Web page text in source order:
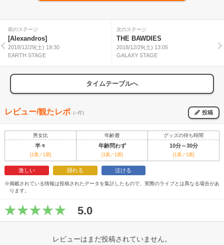
前のステージ
[Alexandros]
2018/12/29(土) 19:30
EARTH STAGE
次のステージ
THE BAWDIES
2018/12/29(土) 13:05
GALAXY STAGE
タイムテーブルへ
レビュー/観たレポ (--件) 投稿
男女比 年齢層 グッズの待ち時間
半々 年齢問わず 10分～30分
[1票／1票] [1票／1票] [1票／1票]
激しい 踊れる 泣ける
※掲載されている情報は投稿されたデータを集計したもので、実際のライブとは異なる場合があ
ります。
5.0
レビューはまだ投稿されていません。